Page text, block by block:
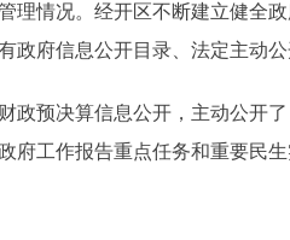
理情况。经开区不断建立健全
政府信息公开目录、法定主动
政预决算信息公开，主动公开
府工作报告重点任务和重要民